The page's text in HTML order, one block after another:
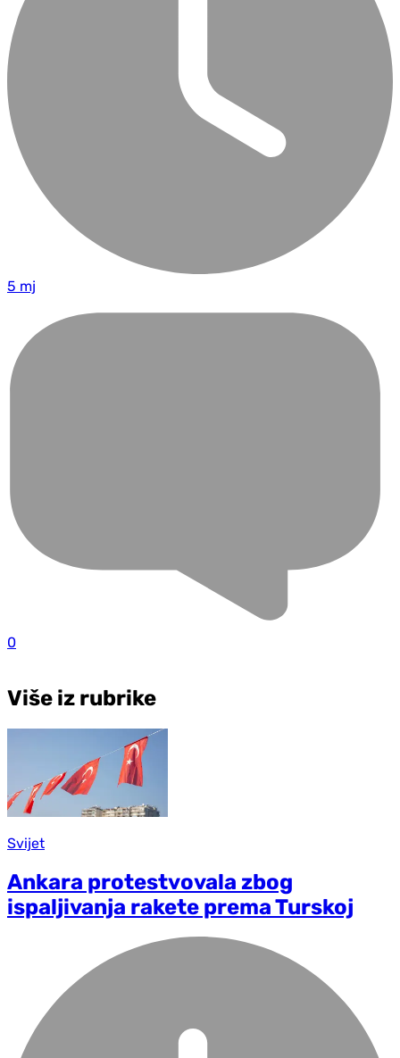
5 mj
0
Više iz rubrike
Svijet
Ankara protestvovala zbog
ispaljivanja rakete prema Turskoj